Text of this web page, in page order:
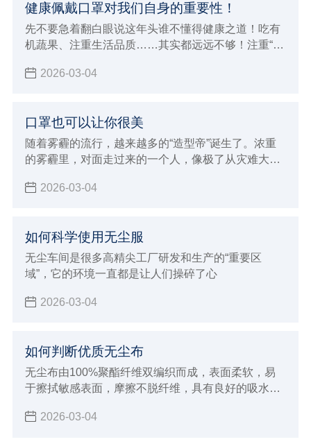
健康佩戴口罩对我们自身的重要性！
先不要急着翻白眼说这年头谁不懂得健康之道！吃有
机蔬果、注重生活品质……其实都远远不够！注重“内
知道，不是躲在屋里不出来就能躲过雾霾这一劫的。
2026-03-04
口罩也可以让你很美
随着雾霾的流行，越来越多的“造型帝”诞生了。浓重
的雾霾里，对面走过来的一个人，像极了从灾难大片
2026-03-04
如何科学使用无尘服
无尘车间是很多高精尖工厂研发和生产的“重要区
域”，它的环境一直都是让人们操碎了心
2026-03-04
如何判断优质无尘布
无尘布由100%聚酯纤维双编织而成，表面柔软，易
于擦拭敏感表面，摩擦不脱纤维，具有良好的吸水性
2026-03-04